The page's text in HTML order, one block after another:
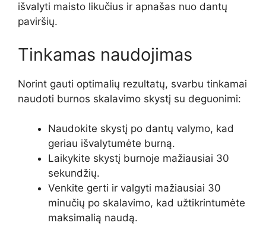
išvalyti maisto likučius ir apnašas nuo dantų
paviršių.
Tinkamas naudojimas
Norint gauti optimalių rezultatų, svarbu tinkamai
naudoti burnos skalavimo skystį su deguonimi:
Naudokite skystį po dantų valymo, kad
geriau išvalytumėte burną.
Laikykite skystį burnoje mažiausiai 30
sekundžių.
Venkite gerti ir valgyti mažiausiai 30
minučių po skalavimo, kad užtikrintumėte
maksimalią naudą.